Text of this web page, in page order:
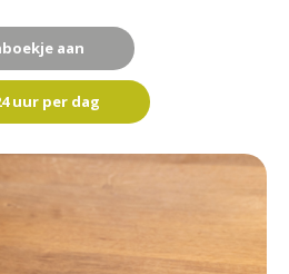
aan
uur per dag